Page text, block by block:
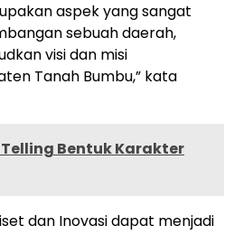
aspek yang sangat
sebuah daerah,
visi dan misi
Tanah Bumbu,” kata
Bentuk Karakter
dan Inovasi dapat menjadi